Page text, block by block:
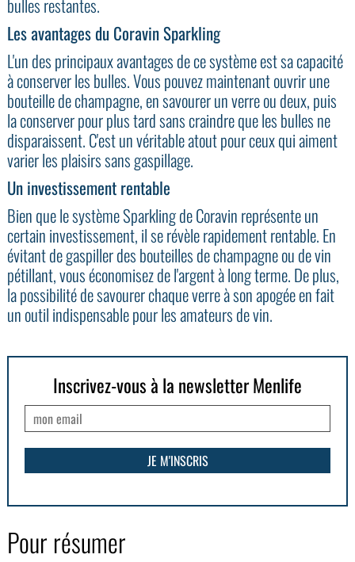
bulles restantes.
Les avantages du Coravin Sparkling
L'un des principaux avantages de ce système est sa capacité
à conserver les bulles. Vous pouvez maintenant ouvrir une
bouteille de champagne, en savourer un verre ou deux, puis
la conserver pour plus tard sans craindre que les bulles ne
disparaissent. C'est un véritable atout pour ceux qui aiment
varier les plaisirs sans gaspillage.
Un investissement rentable
Bien que le système Sparkling de Coravin représente un
certain investissement, il se révèle rapidement rentable. En
évitant de gaspiller des bouteilles de champagne ou de vin
pétillant, vous économisez de l'argent à long terme. De plus,
la possibilité de savourer chaque verre à son apogée en fait
un outil indispensable pour les amateurs de vin.
Inscrivez-vous à la newsletter Menlife
Pour résumer